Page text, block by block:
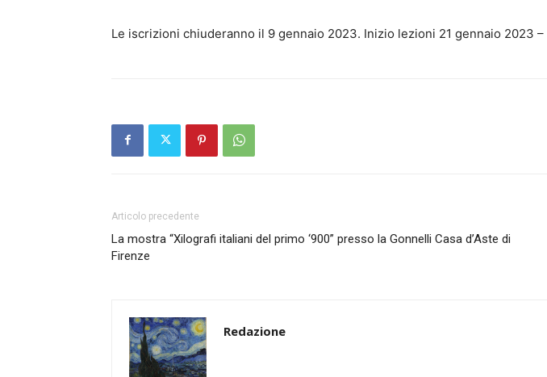
Le iscrizioni chiuderanno il 9 gennaio 2023. Inizio lezioni 21 gennaio 2023 –
Articolo precedente
La mostra “Xilografi italiani del primo ‘900” presso la Gonnelli Casa d’Aste di
Firenze
Redazione